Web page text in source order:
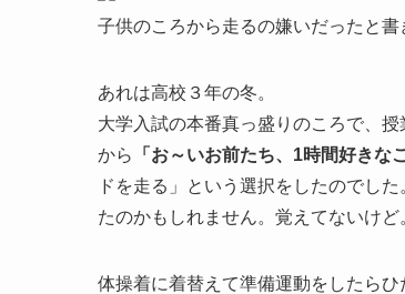
子供のころから走るの嫌いだったと
あれは高校３年の冬。
大学入試の本番真っ盛りのころで、
から
「お～いお前たち、1時間好きな
ドを走る」という選択をしたのでし
たのかもしれません。覚えてないけど
体操着に着替えて準備運動をしたら